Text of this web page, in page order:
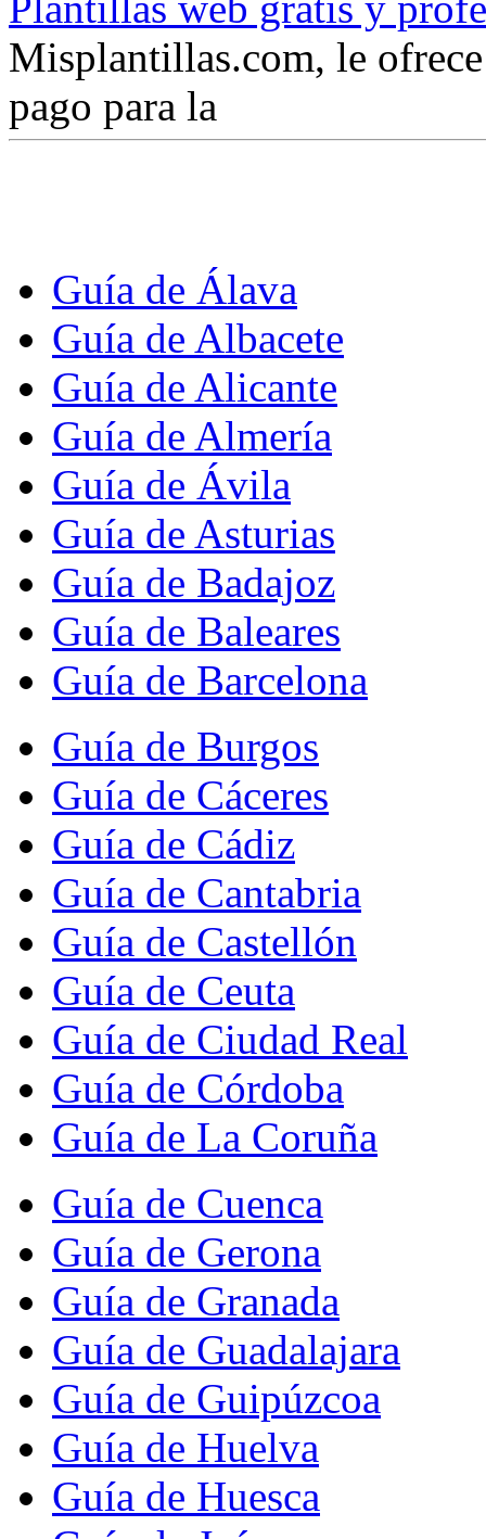
Misplantillas.com, le
pago para la
Guía de Álava
Guía de Albacete
Guía de Alicante
Guía de Almería
Guía de Ávila
Guía de Asturias
Guía de Badajoz
Guía de Baleares
Guía de Barcelona
Guía de Burgos
Guía de Cáceres
Guía de Cádiz
Guía de Cantabria
Guía de Castellón
Guía de Ceuta
Guía de Ciudad Real
Guía de Córdoba
Guía de La Coruña
Guía de Cuenca
Guía de Gerona
Guía de Granada
Guía de Guadalajara
Guía de Guipúzcoa
Guía de Huelva
Guía de Huesca